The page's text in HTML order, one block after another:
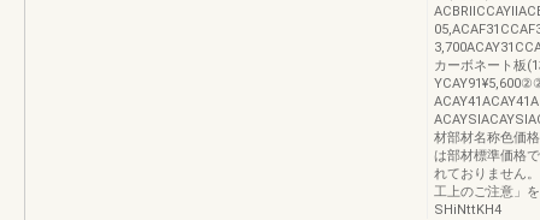
カーボネート板
材部材名称色価
は部材標準価格
れておりません
工上のご注意」
SHiNttKH4